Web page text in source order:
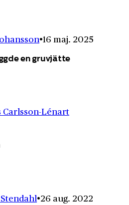
16 maj. 2025
en gruvjätte
Carlsson-Lénart
26 aug. 2022